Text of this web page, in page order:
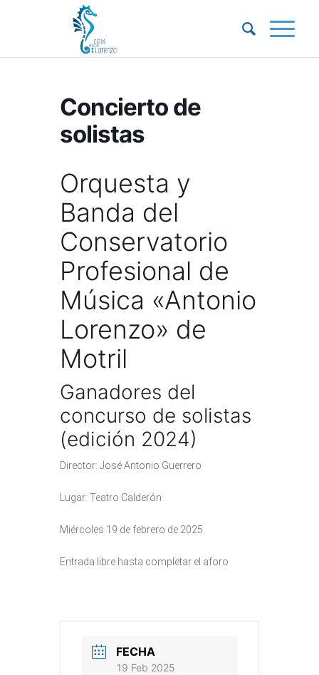
Concierto de
solistas
Orquesta y
Banda del
Conservatorio
Profesional de
Música «Antonio
Lorenzo» de
Motril
Ganadores del
concurso de solistas
(edición 2024)
Director: José Antonio Guerrero
Lugar: Teatro Calderón
Miércoles 19 de febrero de 2025
Entrada libre hasta completar el aforo
FECHA
19 Feb 2025